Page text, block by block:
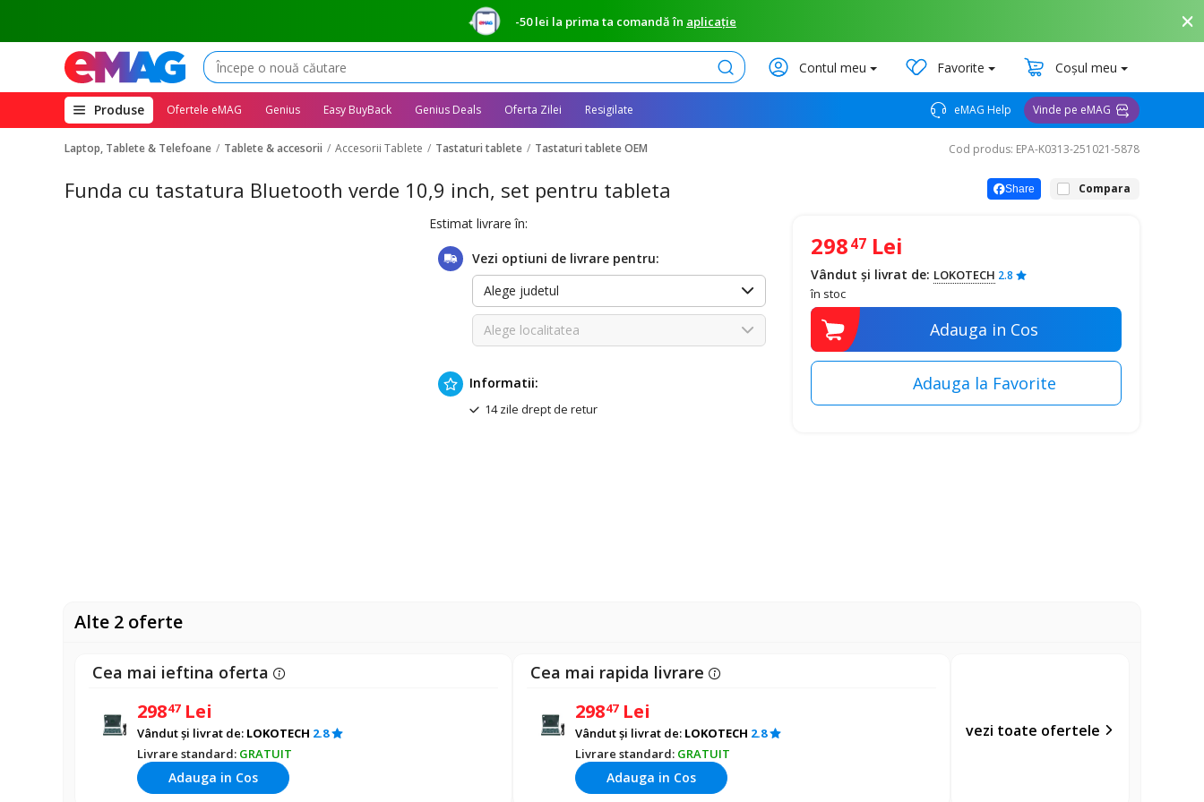
-50 lei la prima ta comandă în aplicație
Caută Contul meu Favorite Coșul meu
Produse(deschide
megameniul)
Ofertele eMAG Genius Easy BuyBack Genius Deals Oferta Zilei Resigilate eMAG Help Vinde pe eMAG
Laptop, Tablete & Telefoane Tablete & accesorii Accesorii Tablete Tastaturi tablete Tastaturi tablete OEM Cod produs: EPA-K0313-251021-5878
Funda cu tastatura Bluetooth verde 10,9 inch, set pentru tableta Share Compara
Estimat livrare în:
Vezi optiuni de livrare pentru:
Alege judetul
Alege localitatea
Informatii:
14 zile drept de retur
29847 Lei
Vândut și livrat de: LOKOTECH 2.8
în stoc
Adauga in Cos
Alte 2 oferte
Cea mai ieftina oferta
29847 Lei
Vândut și livrat de: LOKOTECH 2.8
Livrare standard: GRATUIT
Adauga in Cos
Cea mai rapida livrare
29847 Lei
Vândut și livrat de: LOKOTECH 2.8
Livrare standard: GRATUIT
Adauga in Cos
vezi toate ofertele